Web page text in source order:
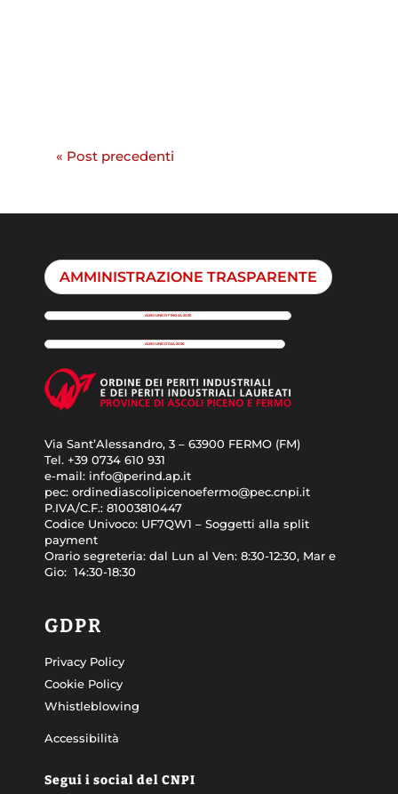
« Post precedenti
AMMINISTRAZIONE TRASPARENTE
ALBO UNICO FINO AL 2025
ALBO UNICO DAL 2026
Via Sant’Alessandro, 3 – 63900 FERMO (FM)
Tel. +39 0734 610 931
e-mail: info@perind.ap.it
pec: ordinediascolipicenoefermo@pec.cnpi.it
P.IVA/C.F.: 81003810447
Codice Univoco: UF7QW1 – Soggetti alla split
payment
Orario segreteria: dal Lun al Ven: 8:30-12:30, Mar e
Gio: 14:30-18:30
GDPR
Privacy Policy
Cookie Policy
Whistleblowing
Accessibilità
Segui i social del CNPI